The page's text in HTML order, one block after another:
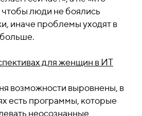
чтобы люди не боялись
иначе проблемы уходят в
больше.
для женщин в ИТ
возможности выровнены, в
есть программы, которые
неосознанные